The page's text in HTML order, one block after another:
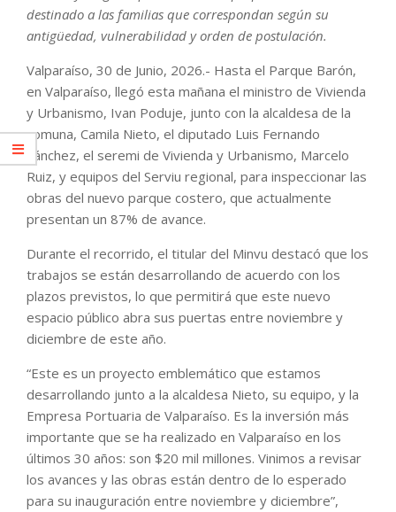
destinado a las familias que correspondan según su
antigüedad, vulnerabilidad y orden de postulación.
Valparaíso, 30 de Junio, 2026.- Hasta el Parque Barón,
en Valparaíso, llegó esta mañana el ministro de Vivienda
y Urbanismo, Ivan Poduje, junto con la alcaldesa de la
comuna, Camila Nieto, el diputado Luis Fernando
Sánchez, el seremi de Vivienda y Urbanismo, Marcelo
Ruiz, y equipos del Serviu regional, para inspeccionar las
obras del nuevo parque costero, que actualmente
presentan un 87% de avance.
Durante el recorrido, el titular del Minvu destacó que los
trabajos se están desarrollando de acuerdo con los
plazos previstos, lo que permitirá que este nuevo
espacio público abra sus puertas entre noviembre y
diciembre de este año.
“Este es un proyecto emblemático que estamos
desarrollando junto a la alcaldesa Nieto, su equipo, y la
Empresa Portuaria de Valparaíso. Es la inversión más
importante que se ha realizado en Valparaíso en los
últimos 30 años: son $20 mil millones. Vinimos a revisar
los avances y las obras están dentro de lo esperado
para su inauguración entre noviembre y diciembre”,